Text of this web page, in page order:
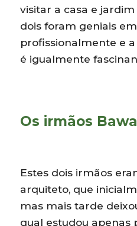
visitar a casa e jardim
dois foram geniais
profissionalmente e
é igualmente
Os irmãos Bawa
Estes dois irmãos
arquiteto, que
mas mais tarde
qual estudou apenas